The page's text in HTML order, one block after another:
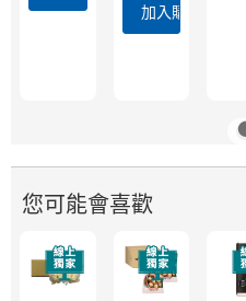
加入購物車
您可能會喜歡